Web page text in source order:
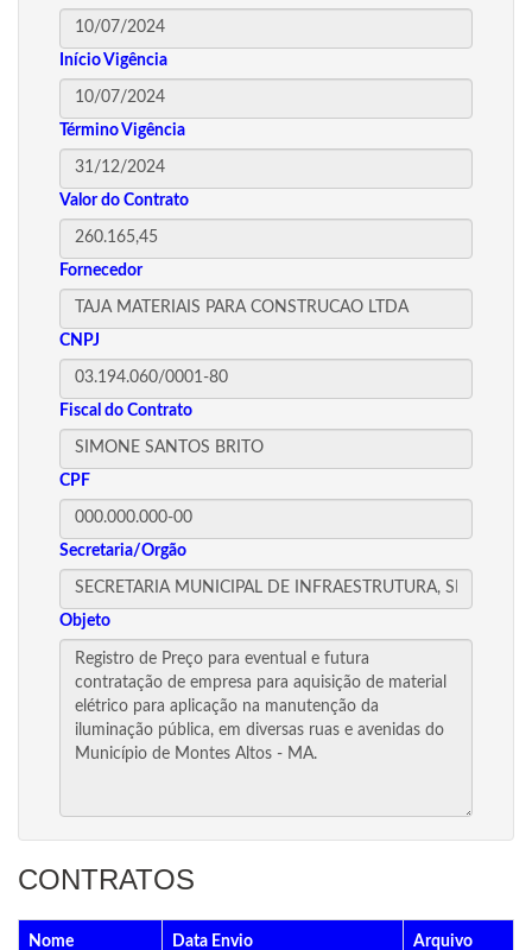
Início Vigência
Término Vigência
Valor do Contrato
Fornecedor
CNPJ
Fiscal do Contrato
CPF
Secretaria/Orgão
Objeto
CONTRATOS
Nome Data Envio Arquivo